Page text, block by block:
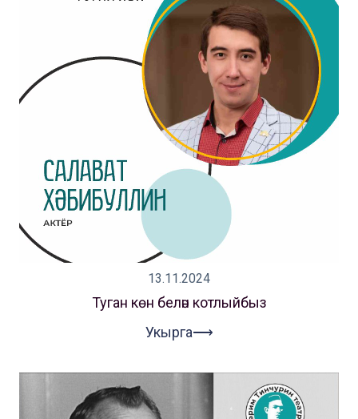
13.11.2024
Туган көн белән котлыйбыз
Укырга⟶